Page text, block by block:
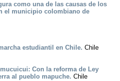
como una de las causas de los
el municipio colombiano de
estudiantil en Chile. Chile
Con la reforma de Ley
al pueblo mapuche. Chile